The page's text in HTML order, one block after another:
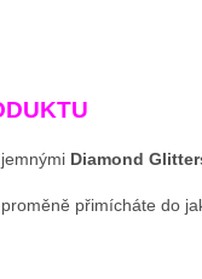
Diamond
přimícháte do